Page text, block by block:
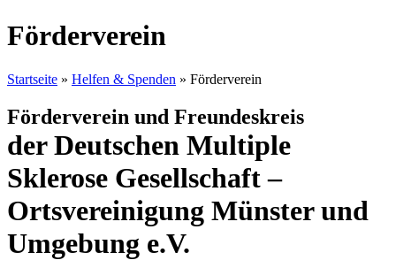
Förderverein
Startseite » Helfen & Spenden » Förderverein
Förderverein und Freundeskreis
der Deutschen Multiple
Sklerose Gesellschaft –
Ortsvereinigung Münster und
Umgebung e.V.